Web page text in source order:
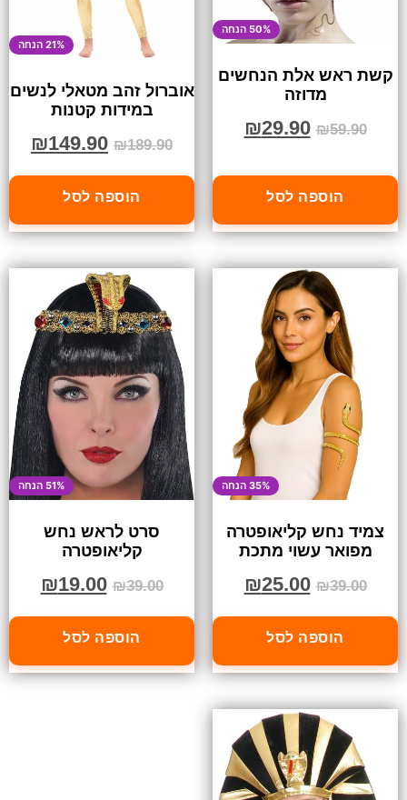
50% הנחה
קשת ראש אלת הנחשים
מדוזה
₪59.90
₪29.90
הוספה לסל
21% הנחה
אוברול זהב מטאלי לנשים
במידות קטנות
₪189.90
₪149.90
הוספה לסל
35% הנחה
צמיד נחש קליאופטרה
מפואר עשוי מתכת
₪39.00
₪25.00
הוספה לסל
51% הנחה
סרט לראש נחש
קליאופטרה
₪39.00
₪19.00
הוספה לסל